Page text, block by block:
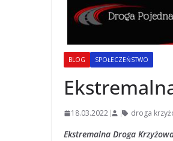
BLOG SPOŁECZEŃSTWO
18.03.2022 droga
Ekstremalna Droga